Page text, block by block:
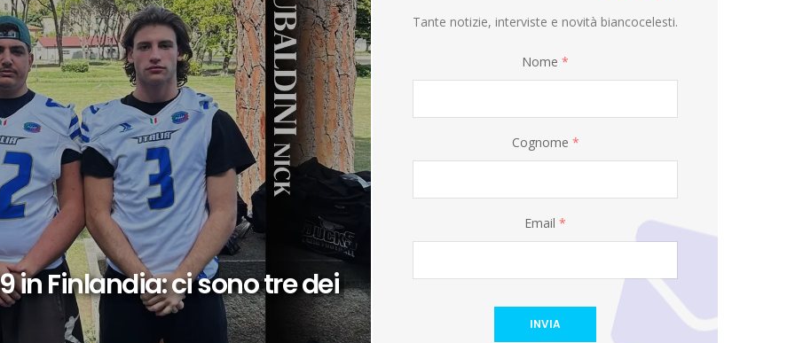
del gol
in Coppa Italia
ecco Luna
Zagabria
con la Romania
stupire
in Finlandia: ci sono tre dei
Tante notizie, interviste e novità biancocelesti.
Nome*
Cognome *
Email*
INVIA